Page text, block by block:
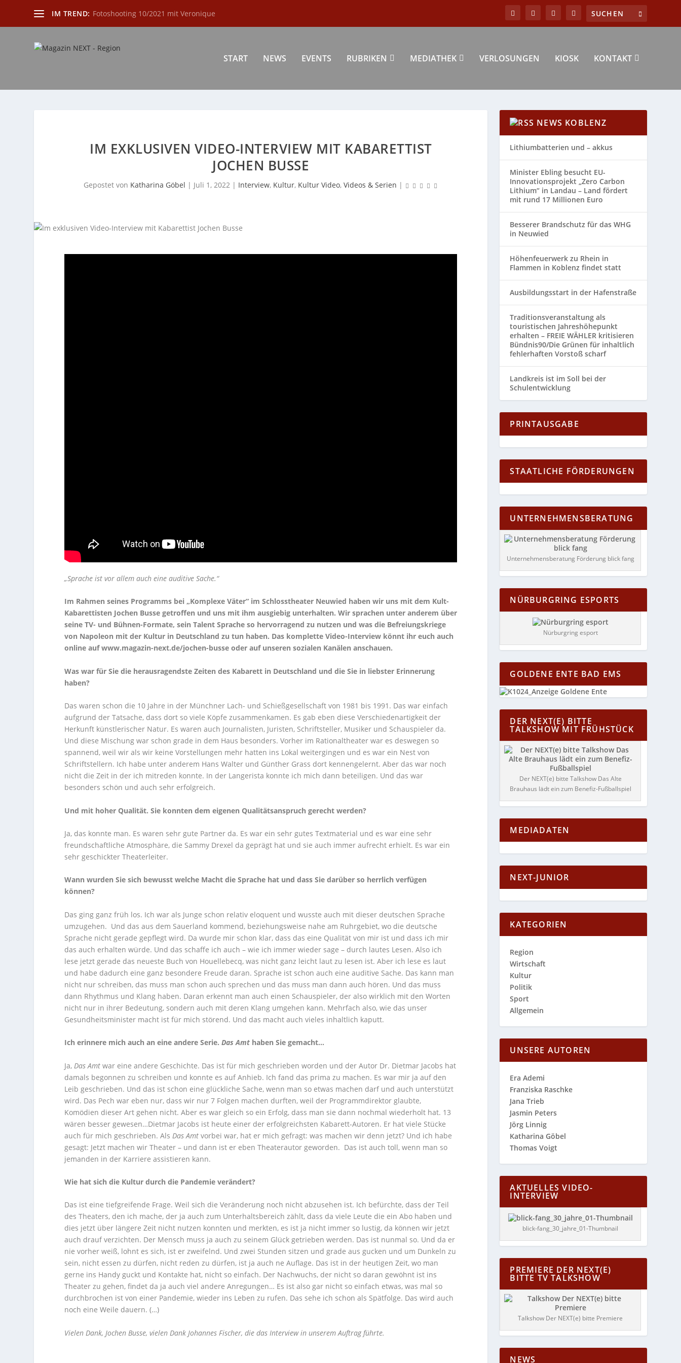
IM TREND: Fotoshooting 10/2021 mit Veronique
START NEWS EVENTS RUBRIKEN MEDIATHEK VERLOSUNGEN KIOSK KONTAKT
IM EXKLUSIVEN VIDEO-INTERVIEW MIT KABARETTIST
JOCHEN BUSSE
Gepostet von Katharina Göbel | Juli 1, 2022| Interview, Kultur, Kultur Video, Videos & Serien |
„Sprache ist vor allem auch eine auditive Sache.“
Im Rahmen seines Programms bei „Komplexe Väter“ im Schlosstheater Neuwied haben wir uns mit dem Kult-
Kabarettisten Jochen Busse getroffen und uns mit ihm ausgiebig unterhalten. Wir sprachen unter anderem über
seine TV- und Bühnen-Formate, sein Talent Sprache so hervorragend zu nutzen und was die Befreiungskriege
von Napoleon mit der Kultur in Deutschland zu tun haben. Das komplette Video-Interview könnt ihr euch auch
online auf www.magazin-next.de/jochen-busse oder auf unseren sozialen Kanälen anschauen.
Was war für Sie die herausragendste Zeiten des Kabarett in Deutschland und die Sie in liebster Erinnerung
haben?
Das waren schon die 10 Jahre in der Münchner Lach- und Schießgesellschaft von 1981 bis 1991. Das war einfach
aufgrund der Tatsache, dass dort so viele Köpfe zusammenkamen. Es gab eben diese Verschiedenartigkeit der
Herkunft künstlerischer Natur. Es waren auch Journalisten, Juristen, Schriftsteller, Musiker und Schauspieler da.
Und diese Mischung war schon grade in dem Haus besonders. Vorher im Rationaltheater war es deswegen so
spannend, weil wir als wir keine Vorstellungen mehr hatten ins Lokal weitergingen und es war ein Nest von
Schriftstellern. Ich habe unter anderem Hans Walter und Günther Grass dort kennengelernt. Aber das war noch
nicht die Zeit in der ich mitreden konnte. In der Langerista konnte ich mich dann beteiligen. Und das war
besonders schön und auch sehr erfolgreich.
Und mit hoher Qualität. Sie konnten dem eigenen Qualitätsanspruch gerecht werden?
Ja, das konnte man. Es waren sehr gute Partner da. Es war ein sehr gutes Textmaterial und es war eine sehr
freundschaftliche Atmosphäre, die Sammy Drexel da geprägt hat und sie auch immer aufrecht erhielt. Es war ein
sehr geschickter Theaterleiter.
Wann wurden Sie sich bewusst welche Macht die Sprache hat und dass Sie darüber so herrlich verfügen
können?
Das ging ganz früh los. Ich war als Junge schon relativ eloquent und wusste auch mit dieser deutschen Sprache
umzugehen. Und das aus dem Sauerland kommend, beziehungsweise nahe am Ruhrgebiet, wo die deutsche
Sprache nicht gerade gepflegt wird. Da wurde mir schon klar, dass das eine Qualität von mir ist und dass ich mir
das auch erhalten würde. Und das schaffe ich auch – wie ich immer wieder sage – durch lautes Lesen. Also ich
lese jetzt gerade das neueste Buch von Houellebecq, was nicht ganz leicht laut zu lesen ist. Aber ich lese es laut
und habe dadurch eine ganz besondere Freude daran. Sprache ist schon auch eine auditive Sache. Das kann man
nicht nur schreiben, das muss man schon auch sprechen und das muss man dann auch hören. Und das muss
dann Rhythmus und Klang haben. Daran erkennt man auch einen Schauspieler, der also wirklich mit den Worten
nicht nur in ihrer Bedeutung, sondern auch mit deren Klang umgehen kann. Mehrfach also, wie das unser
Gesundheitsminister macht ist für mich störend. Und das macht auch vieles inhaltlich kaputt.
Ich erinnere mich auch an eine andere Serie.Das Amt haben Sie gemacht…
Ja, Das Amt war eine andere Geschichte. Das ist für mich geschrieben worden und der Autor Dr. Dietmar Jacobs hat
damals begonnen zu schreiben und konnte es auf Anhieb. Ich fand das prima zu machen. Es war mir ja auf den
Leib geschrieben. Und das ist schon eine glückliche Sache, wenn man so etwas machen darf und auch unterstützt
wird. Das Pech war eben nur, dass wir nur 7 Folgen machen durften, weil der Programmdirektor glaubte,
Komödien dieser Art gehen nicht. Aber es war gleich so ein Erfolg, dass man sie dann nochmal wiederholt hat. 13
wären besser gewesen…Dietmar Jacobs ist heute einer der erfolgreichsten Kabarett-Autoren. Er hat viele Stücke
auch für mich geschrieben. Als Das Amt vorbei war, hat er mich gefragt: was machen wir denn jetzt? Und ich habe
gesagt: Jetzt machen wir Theater – und dann ist er eben Theaterautor geworden. Das ist auch toll, wenn man so
jemanden in der Karriere assistieren kann.
Wie hat sich die Kultur durch die Pandemie verändert?
Das ist eine tiefgreifende Frage. Weil sich die Veränderung noch nicht abzusehen ist. Ich befürchte, dass der Teil
des Theaters, den ich mache, der ja auch zum Unterhaltsbereich zählt, dass da viele Leute die ein Abo haben und
dies jetzt über längere Zeit nicht nutzen konnten und merkten, es ist ja nicht immer so lustig, da können wir jetzt
auch drauf verzichten. Der Mensch muss ja auch zu seinem Glück getrieben werden. Das ist nunmal so. Und da er
nie vorher weiß, lohnt es sich, ist er zweifelnd. Und zwei Stunden sitzen und grade aus gucken und um Dunkeln zu
sein, nicht essen zu dürfen, nicht reden zu dürfen, ist ja auch ne Auflage. Das ist in der heutigen Zeit, wo man
gerne ins Handy guckt und Kontakte hat, nicht so einfach. Der Nachwuchs, der nicht so daran gewöhnt ist ins
Theater zu gehen, findet da ja auch viel andere Anregungen… Es ist also gar nicht so einfach etwas, was mal so
durchbrochen ist von einer Pandemie, wieder ins Leben zu rufen. Das sehe ich schon als Spätfolge. Das wird auch
noch eine Weile dauern. (…)
Vielen Dank, Jochen Busse, vielen Dank Johannes Fischer, die das Interview in unserem Auftrag führte.
NEWS KOBLENZ
Lithiumbatterien und – akkus
Minister Ebling besucht EU-
Innovationsprojekt „Zero Carbon
Lithium“ in Landau – Land fördert
mit rund 17 Millionen Euro
Besserer Brandschutz für das WHG
in Neuwied
Höhenfeuerwerk zu Rhein in
Flammen in Koblenz findet statt
Ausbildungsstart in der Hafenstraße
Traditionsveranstaltung als
touristischen Jahreshöhepunkt
erhalten – FREIE WÄHLER kritisieren
Bündnis90/Die Grünen für inhaltlich
fehlerhaften Vorstoß scharf
Landkreis ist im Soll bei der
Schulentwicklung
PRINTAUSGABE
STAATLICHE FÖRDERUNGEN
UNTERNEHMENSBERATUNG
Unternehmensberatung Förderung blick fang
NÜRBURGRING ESPORTS
Nürburgring esport
GOLDENE ENTE BAD EMS
DER NEXT(E) BITTE
TALKSHOW MIT FRÜHSTÜCK
Der NEXT(e) bitte Talkshow Das Alte
Brauhaus lädt ein zum Benefiz-Fußballspiel
MEDIADATEN
NEXT-JUNIOR
KATEGORIEN
Region
Wirtschaft
Kultur
Politik
Sport
Allgemein
UNSERE AUTOREN
Era Ademi
Franziska Raschke
Jana Trieb
Jasmin Peters
Jörg Linnig
Katharina Göbel
Thomas Voigt
AKTUELLES VIDEO-
INTERVIEW
blick-fang_30_jahre_01-Thumbnail
PREMIERE DER NEXT(E)
BITTE TV TALKSHOW
Talkshow Der NEXT(e) bitte Premiere
NEWS